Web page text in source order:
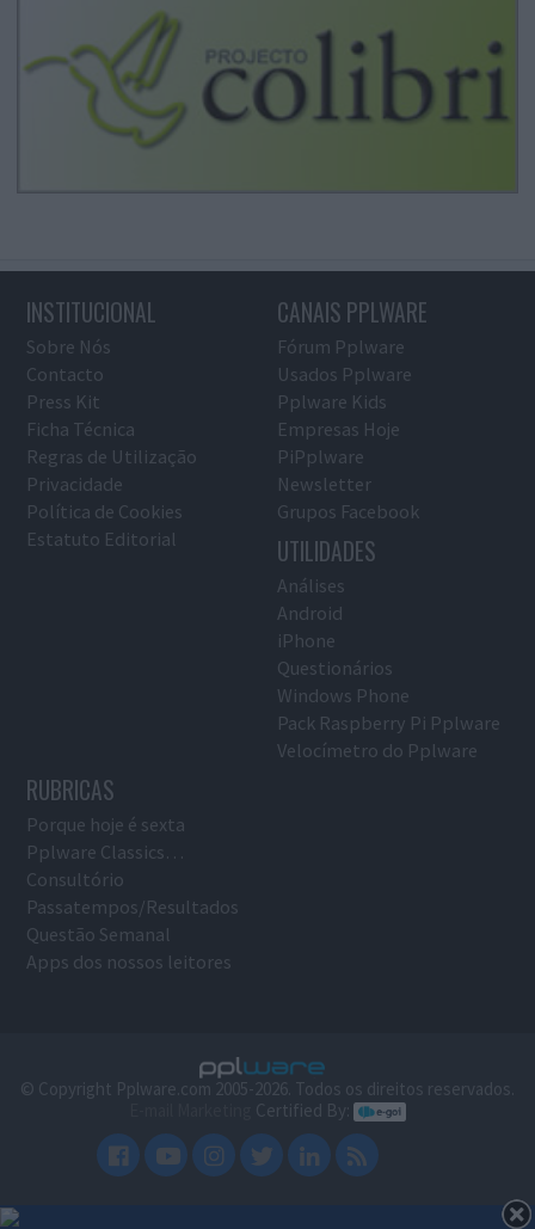
INSTITUCIONAL
Sobre Nós
Contacto
Press Kit
Ficha Técnica
Regras de Utilização
Privacidade
Política de Cookies
Estatuto Editorial
CANAIS PPLWARE
Fórum Pplware
Usados Pplware
Pplware Kids
Empresas Hoje
PiPplware
Newsletter
Grupos Facebook
UTILIDADES
Análises
Android
iPhone
Questionários
Windows Phone
Pack Raspberry Pi Pplware
Velocímetro do Pplware
RUBRICAS
Porque hoje é sexta
Pplware Classics…
Consultório
Passatempos/Resultados
Questão Semanal
Apps dos nossos leitores
© Copyright Pplware.com 2005-2026. Todos os direitos reservados.
Certified By: